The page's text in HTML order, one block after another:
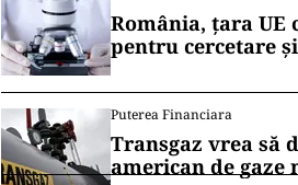
România, țara UE
pentru cercetare
Puterea Financiara
Transgaz vrea să
american de